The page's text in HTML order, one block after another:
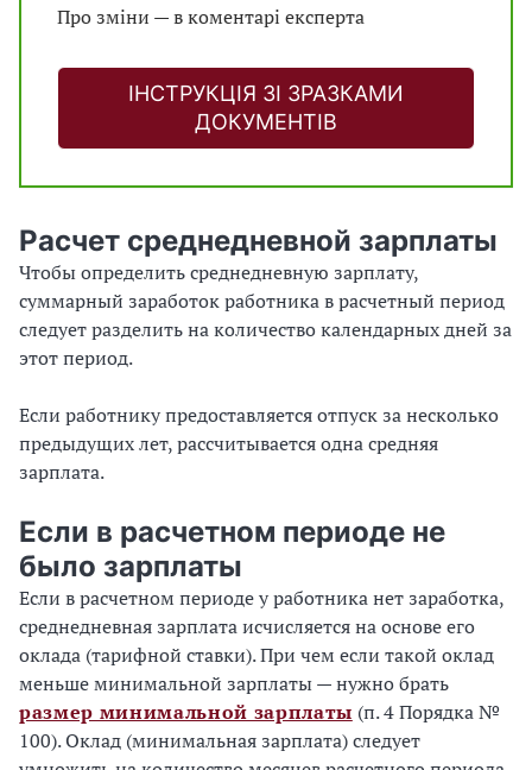
Про зміни — в коментарі експерта
ІНСТРУКЦІЯ ЗІ ЗРАЗКАМИ
ДОКУМЕНТІВ
Расчет среднедневной зарплаты
Чтобы определить среднедневную зарплату,
суммарный заработок работника в расчетный период
следует разделить на количество календарных дней за
этот период.
Если работнику предоставляется отпуск за несколько
предыдущих лет, рассчитывается одна средняя
зарплата.
Если в расчетном периоде не
было зарплаты
Если в расчетном периоде у работника нет заработка,
среднедневная зарплата исчисляется на основе его
оклада (тарифной ставки). При чем если такой оклад
меньше минимальной зарплаты — нужно брать
размер минимальной зарплаты (п. 4 Порядка №
100). Оклад (минимальная зарплата) следует